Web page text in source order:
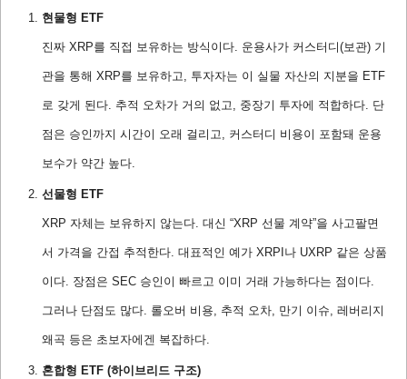
현물형 ETF
진짜 XRP를 직접 보유하는 방식이다. 운용사가 커스터디(보관) 기
관을 통해 XRP를 보유하고, 투자자는 이 실물 자산의 지분을 ETF
로 갖게 된다. 추적 오차가 거의 없고, 중장기 투자에 적합하다. 단
점은 승인까지 시간이 오래 걸리고, 커스터디 비용이 포함돼 운용
보수가 약간 높다.
선물형 ETF
XRP 자체는 보유하지 않는다. 대신 “XRP 선물 계약”을 사고팔면
서 가격을 간접 추적한다. 대표적인 예가 XRPI나 UXRP 같은 상품
이다. 장점은 SEC 승인이 빠르고 이미 거래 가능하다는 점이다.
그러나 단점도 많다. 롤오버 비용, 추적 오차, 만기 이슈, 레버리지
왜곡 등은 초보자에겐 복잡하다.
혼합형 ETF (하이브리드 구조)